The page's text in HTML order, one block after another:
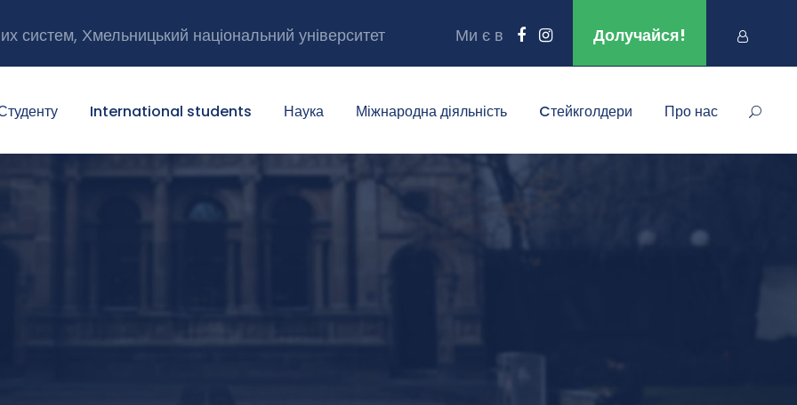
систем, Хмельницький національний університет Ми є в Долучайся!
International students Наука Міжнародна діяльність Cтейкголдери Про нас